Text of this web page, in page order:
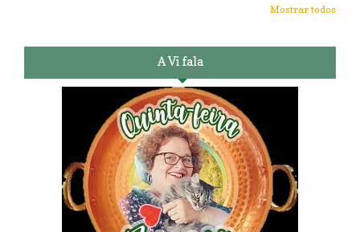
Mostrar todos
A Vi fala